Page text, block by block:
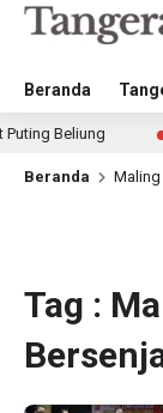
Beranda
Beliung 8
Beranda Maling
Tag :